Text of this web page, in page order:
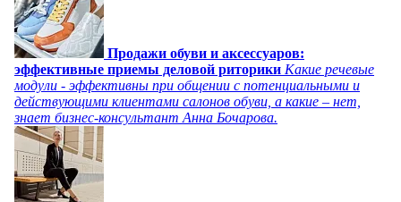
Продажи обуви и аксессуаров:
эффективные приемы деловой риторики Какие речевые
модули - эффективны при общении с потенциальными и
действующими клиентами салонов обуви, а какие – нет,
знает бизнес-консультант Анна Бочарова.